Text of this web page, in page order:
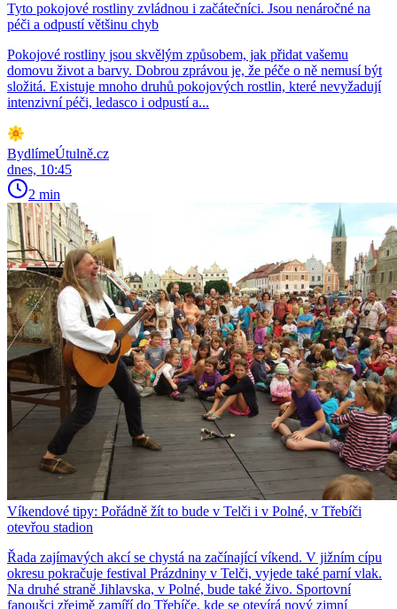
Tyto pokojové rostliny zvládnou i začátečníci. Jsou nenáročné na
péči a odpustí většinu chyb
Pokojové rostliny jsou skvělým způsobem, jak přidat vašemu
domovu život a barvy. Dobrou zprávou je, že péče o ně nemusí být
složitá. Existuje mnoho druhů pokojových rostlin, které nevyžadují
intenzivní péči, ledasco i odpustí a...
BydlímeÚtulně.cz
dnes, 10:45
2 min
Víkendové tipy: Pořádně žít to bude v Telči i v Polné, v Třebíči
otevřou stadion
Řada zajímavých akcí se chystá na začínající víkend. V jižním cípu
okresu pokračuje festival Prázdniny v Telči, vyjede také parní vlak.
Na druhé straně Jihlavska, v Polné, bude také živo. Sportovní
fanoušci zřejmě zamíří do Třebíče, kde se otevírá nový zimní